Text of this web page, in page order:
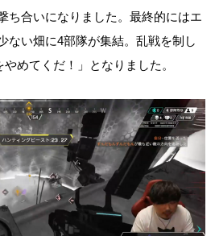
ち合いになりました。最終的にはエ
ない畑に4部隊が集結。乱戦を制し
めてくだ！」となりました。